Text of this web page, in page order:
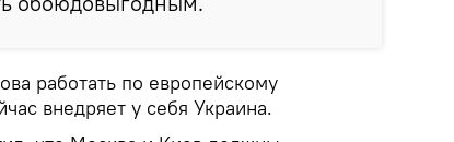
работать по европейскому
внедряет у себя Украина.